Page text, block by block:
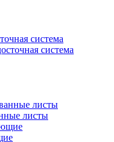
система
система
листы